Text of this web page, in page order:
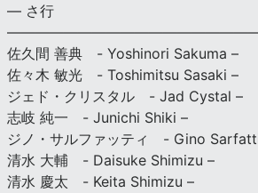
— さ行
佐久間 善典 - Yoshinori Sakuma –
佐々木 敏光 - Toshimitsu Sasaki –
ジェド・クリスタル - Jad Cystal –
志岐 純一 - Junichi Shiki –
ジノ・サルファッティ - Gino
清水 大輔 - Daisuke Shimizu –
清水 慶太 - Keita Shimizu –